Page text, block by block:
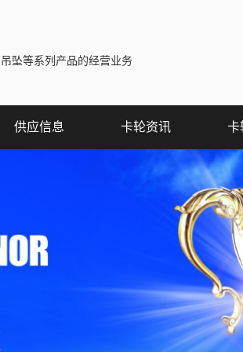
坠等系列产品的经营业务
供应信息 卡轮资讯 卡